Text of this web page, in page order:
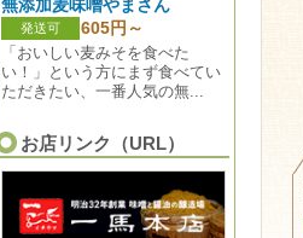
無添加麦味噌やまさん
発送可 605円～
「おいしい麦みそを食べた
い！」という方にまず食べてい
ただきたい、一番人気の無...
お店リンク（URL）